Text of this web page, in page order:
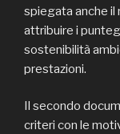
spiegata anche il
attribuire i
sostenibilità
prestazioni.
Il secondo
criteri con le